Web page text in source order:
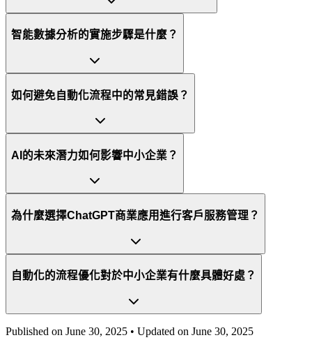
智能數據分析的實施步驟是什麼？
如何避免自動化流程中的常見錯誤？
AI的未來潛力如何影響中小企業？
為什麼選擇ChatGPT商業應用進行客戶服務管理？
自動化的流程優化對於中小企業有什麼具體好處？
Published on June 30, 2025 • Updated on June 30, 2025